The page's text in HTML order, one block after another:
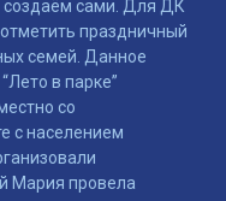
создаём сами. Для ДК
праздничный
семей. Данное
в парке”
со
с населением
Мария провела